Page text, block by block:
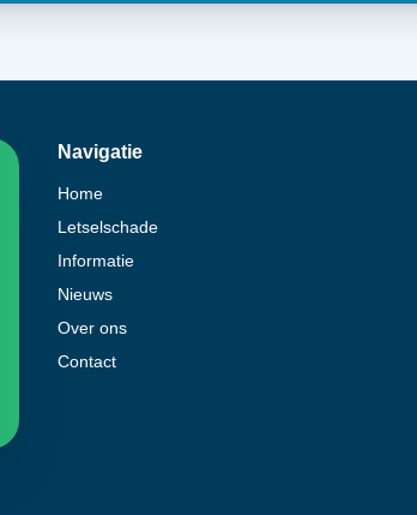
Navigatie
Home
Letselschade
Informatie
Nieuws
Over ons
Contact